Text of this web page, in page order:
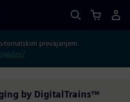
prevajanjem.
by DigitalTrains™